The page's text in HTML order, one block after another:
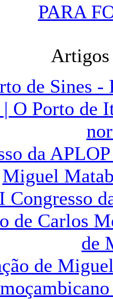
PARA
de Sines -
O Porto de
da
Miguel
Congresso
de Carlos
de
de